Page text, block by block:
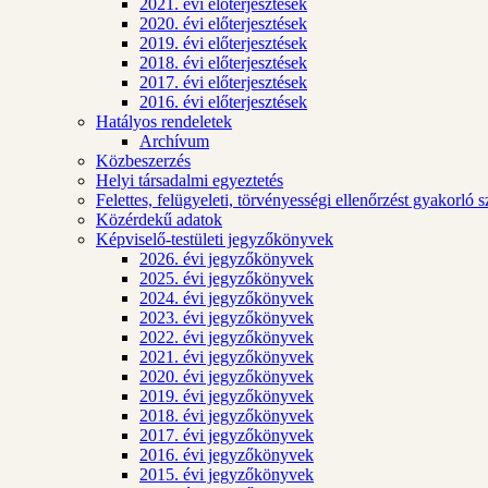
2021. évi előterjesztések
2020. évi előterjesztések
2019. évi előterjesztések
2018. évi előterjesztések
2017. évi előterjesztések
2016. évi előterjesztések
Hatályos rendeletek
Archívum
Közbeszerzés
Helyi társadalmi egyeztetés
Felettes, felügyeleti, törvényességi ellenőrzést gyakorló
Közérdekű adatok
Képviselő-testületi jegyzőkönyvek
2026. évi jegyzőkönyvek
2025. évi jegyzőkönyvek
2024. évi jegyzőkönyvek
2023. évi jegyzőkönyvek
2022. évi jegyzőkönyvek
2021. évi jegyzőkönyvek
2020. évi jegyzőkönyvek
2019. évi jegyzőkönyvek
2018. évi jegyzőkönyvek
2017. évi jegyzőkönyvek
2016. évi jegyzőkönyvek
2015. évi jegyzőkönyvek